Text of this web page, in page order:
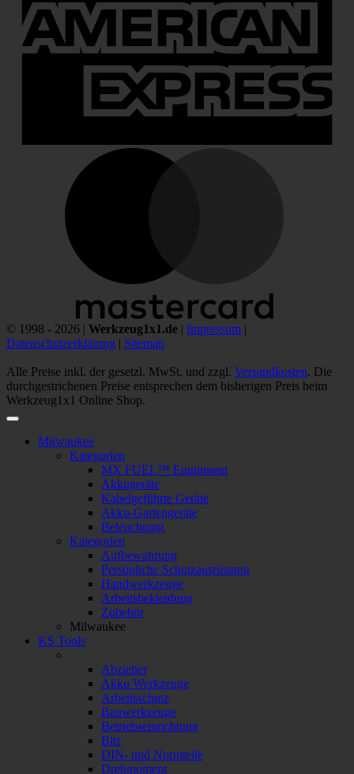
© 1998 - 2026 | Werkzeug1x1.de | Impressum |
Datenschutzerklärung | Sitemap
Alle Preise inkl. der gesetzl. MwSt. und zzgl. Versandkosten. Die
durchgestrichenen Preise entsprechen dem bisherigen Preis beim
Werkzeug1x1 Online Shop.
Milwaukee
Kategorien
MX FUEL™ Equipment
Akkugeräte
Kabelgeführte Geräte
Akku-Gartengeräte
Beleuchtung
Kategorien
Aufbewahrung
Persönliche Schutzausrüstung
Handwerkzeuge
Arbeitsbekleidung
Zubehör
Milwaukee
KS Tools
Abzieher
Akku Werkzeuge
Arbeitsschutz
Bauwerkzeuge
Betriebseinrichtung
Bits
DIN- und Normteile
Drehmoment